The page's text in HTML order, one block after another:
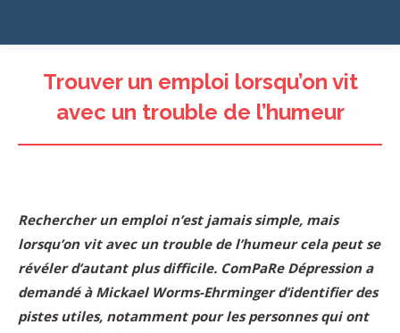
Trouver un emploi lorsqu’on vit
avec un trouble de l’humeur
Rechercher un emploi n’est jamais simple, mais
lorsqu’on vit avec un trouble de l’humeur cela peut se
révéler d’autant plus difficile. ComPaRe Dépression a
demandé à Mickael Worms-Ehrminger d’identifier des
pistes utiles, notamment pour les personnes qui ont